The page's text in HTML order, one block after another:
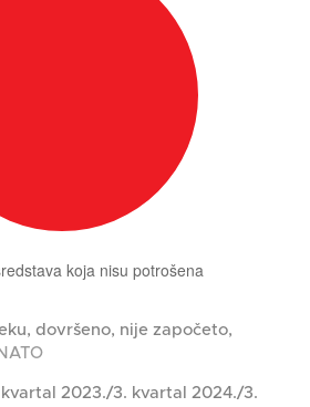
dovršeno, nije započeto,
2023./3. kvartal 2024./3.